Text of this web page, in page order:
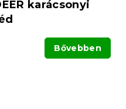
karácsonyi
Bővebben